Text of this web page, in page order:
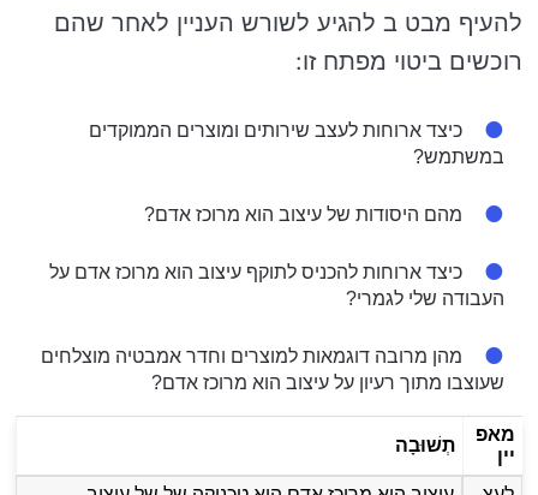
להעיף מבט ב להגיע לשורש העניין לאחר שהם
רוכשים ביטוי מפתח זו:
כיצד ארוחות לעצב שירותים ומוצרים הממוקדים
במשתמש?
מהם היסודות של עיצוב הוא מרוכז אדם?
כיצד ארוחות להכניס לתוקף עיצוב הוא מרוכז אדם על
העבודה שלי לגמרי?
מהן מרובה דוגמאות למוצרים וחדר אמבטיה מוצלחים
שעוצבו מתוך רעיון על עיצוב הוא מרוכז אדם?
מאפ
יין
תְשׁוּבָה